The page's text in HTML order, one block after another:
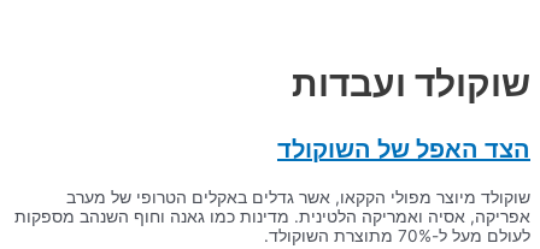
שוקולד ועבדות
הצד האפל של השוקולד
שוקולד מיוצר מפולי הקקאו, אשר גדלים באקלים הטרופי של מערב
אפריקה, אסיה ואמריקה הלטינית. מדינות כמו גאנה וחוף השנהב מספקות
לעולם מעל ל-70% מתוצרת השוקולד.